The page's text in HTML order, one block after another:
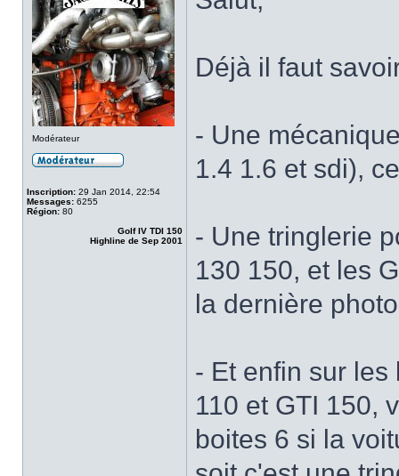
Modérateur
Inscription: 29 Jan 2014, 22:54
Messages: 6255
Région: 80
Golf IV TDI 150
Highline de Sep 2001
Déjà il faut
- Une
1.4 1.6 et sdi),
- Une tringlerie
130 150, et les
la dernière
- Et enfin sur
110 et GTI 150,
boites 6 si la